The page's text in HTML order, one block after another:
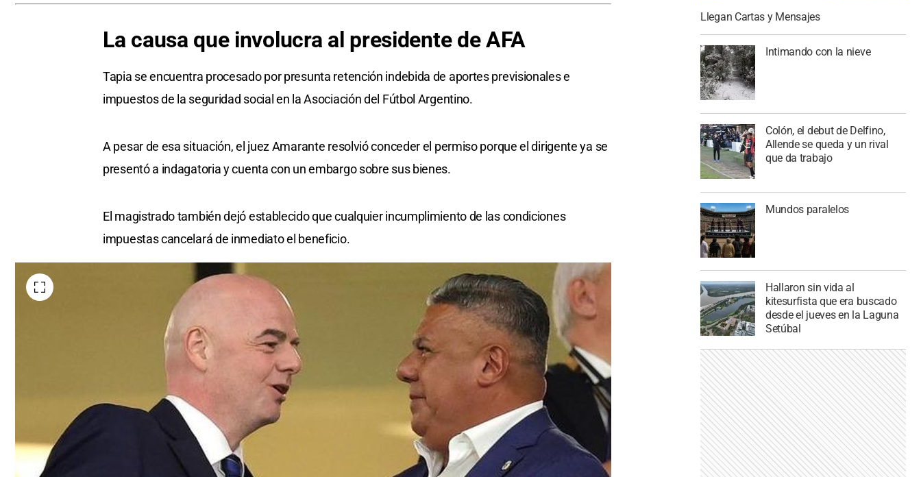
La causa que involucra al presidente de AFA
Tapia se encuentra procesado por presunta retención indebida de aportes previsionales e
impuestos de la seguridad social en la Asociación del Fútbol Argentino.
A pesar de esa situación, el juez Amarante resolvió conceder el permiso porque el dirigente ya se
presentó a indagatoria y cuenta con un embargo sobre sus bienes.
El magistrado también dejó establecido que cualquier incumplimiento de las condiciones
impuestas cancelará de inmediato el beneficio.
Llegan Cartas y Mensajes
Intimando con la nieve
Colón, el debut de Delfino,
Allende se queda y un rival
que da trabajo
Mundos paralelos
Hallaron sin vida al
kitesurfista que era buscado
desde el jueves en la Laguna
Setúbal